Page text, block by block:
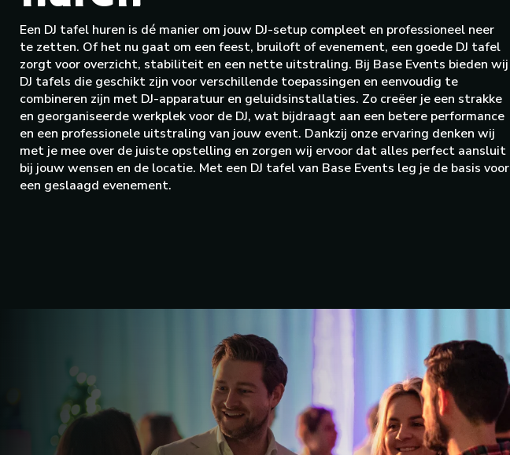
Een DJ tafel huren is dé manier om jouw DJ-setup compleet en professioneel neer
te zetten. Of het nu gaat om een feest, bruiloft of evenement, een goede DJ tafel
zorgt voor overzicht, stabiliteit en een nette uitstraling. Bij Base Events bieden wij
DJ tafels die geschikt zijn voor verschillende toepassingen en eenvoudig te
combineren zijn met DJ-apparatuur en geluidsinstallaties. Zo creëer je een strakke
en georganiseerde werkplek voor de DJ, wat bijdraagt aan een betere performance
en een professionele uitstraling van jouw event. Dankzij onze ervaring denken wij
met je mee over de juiste opstelling en zorgen wij ervoor dat alles perfect aansluit
bij jouw wensen en de locatie. Met een DJ tafel van Base Events leg je de basis voor
een geslaagd evenement.